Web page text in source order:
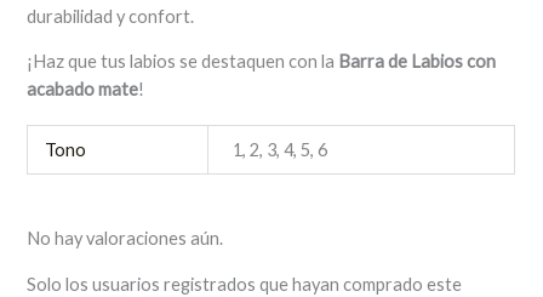
durabilidad y confort.
¡Haz que tus labios se destaquen con la Barra de Labios con
acabado mate!
Tono 1, 2, 3, 4, 5, 6
No hay valoraciones aún.
Solo los usuarios registrados que hayan comprado este